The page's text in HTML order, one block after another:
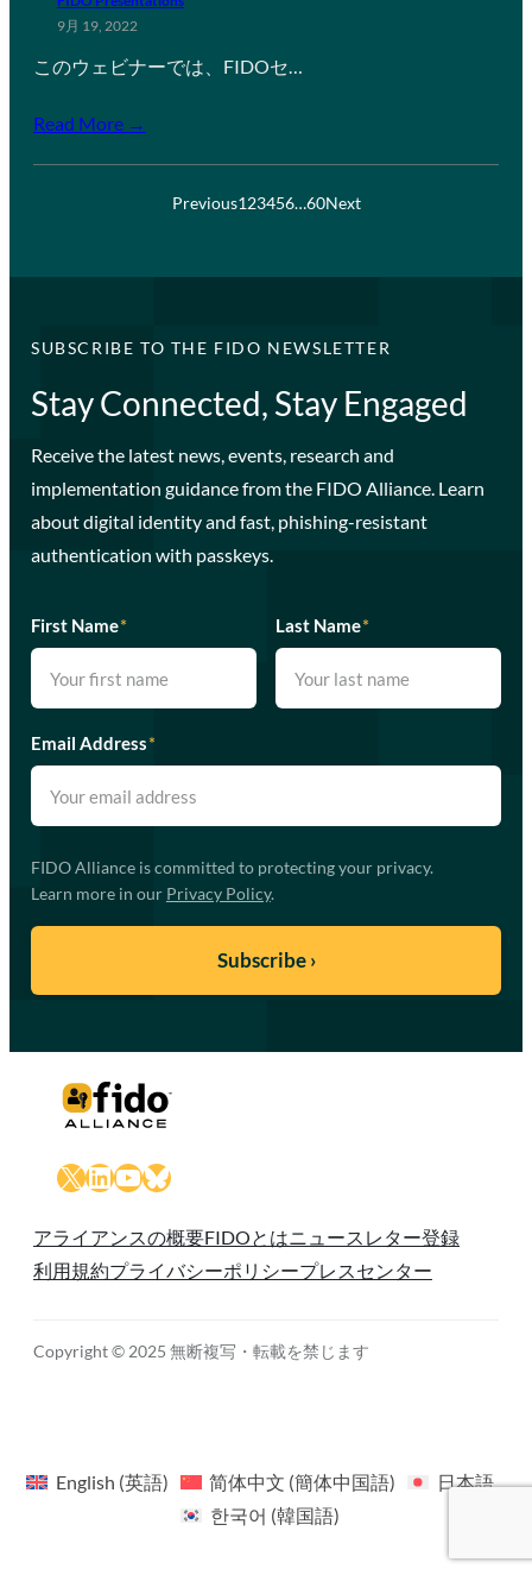
9月 19, 2022
このウェビナーでは、FIDOセ…
Read More →
Previous123456…60Next
SUBSCRIBE TO THE FIDO NEWSLETTER
Stay Connected, Stay Engaged
Receive the latest news, events, research and
implementation guidance from the FIDO Alliance. Learn
about digital identity and fast, phishing-resistant
authentication with passkeys.
First Name* Last Name*
Email Address*
FIDO Alliance is committed to protecting your privacy.
Learn more in our Privacy Policy.
X LinkedIn
YouTube
Bluesky
アライアンスの概要FIDOとは ニュースレター登録
利用規約プライバシーポリシープレスセンター
Copyright © 2025 無断複写・転載を禁じます
English (英語) 简体中文 (簡体中国語)
日本語
한국어 (韓国語)